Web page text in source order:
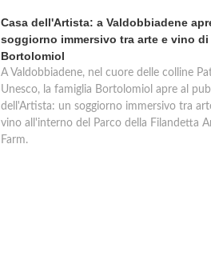
Casa dell'Artista: a Valdobbiadene
soggiorno immersivo tra arte e vino di
Bortolomiol
A Valdobbiadene, nel cuore delle colline
Unesco, la famiglia Bortolomiol apre al
dell'Artista: un soggiorno immersivo tra
vino all'interno del Parco della Filandetta
Farm.